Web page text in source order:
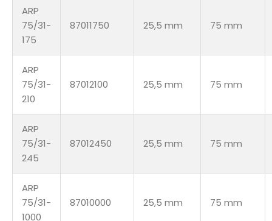
ARP
75/31-
175
87011750 25,5 mm 75 mm
ARP
75/31-
210
87012100 25,5 mm 75 mm
ARP
75/31-
245
87012450 25,5 mm 75 mm
ARP
75/31-
1000
87010000 25,5 mm 75 mm